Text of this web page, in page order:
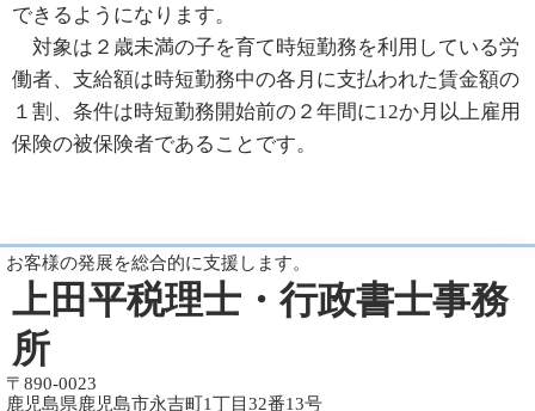
できるようになります。
対象は２歳未満の子を育て時短勤務を利用している労
働者、支給額は時短勤務中の各月に支払われた賃金額の
１割、条件は時短勤務開始前の２年間に12か月以上雇用
保険の被保険者であることです。
お客様の発展を総合的に支援します。
上田平税理士・行政書士事務
所
〒890-0023
鹿児島県鹿児島市永吉町1丁目32番13号